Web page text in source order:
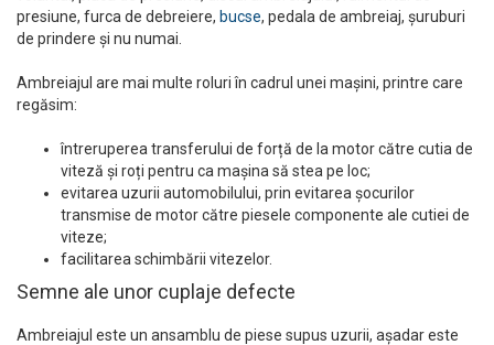
presiune, furca de debreiere, bucse, pedala de ambreiaj, șuruburi
de prindere și nu numai.
Ambreiajul are mai multe roluri în cadrul unei mașini, printre care
regăsim:
întreruperea transferului de forță de la motor către cutia de
viteză și roți pentru ca mașina să stea pe loc;
evitarea uzurii automobilului, prin evitarea șocurilor
transmise de motor către piesele componente ale cutiei de
viteze;
facilitarea schimbării vitezelor.
Semne ale unor cuplaje defecte
Ambreiajul este un ansamblu de piese supus uzurii, așadar este